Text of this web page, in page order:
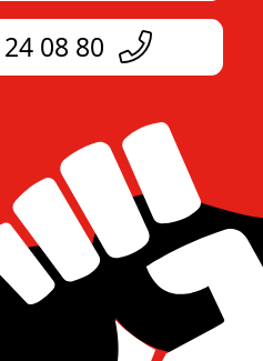
08 80